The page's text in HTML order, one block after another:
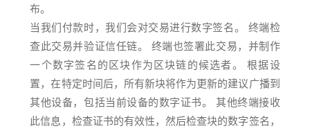
布。
当我们付款时，我们会对交易进行数字签名。 终端检
查此交易并验证信任链。 终端也签署此交易，并制作
一个数字签名的区块作为区块链的候选者。 根据设
置，在特定时间后，所有新块将作为更新的建议广播到
其他设备，包括当前设备的数字证书。 其他终端接收
此信息，检查证书的有效性，然后检查块的数字签名，